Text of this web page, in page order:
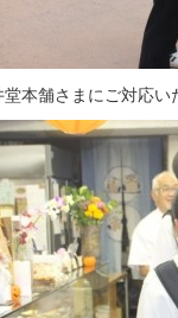
堂本舗さまにご対応